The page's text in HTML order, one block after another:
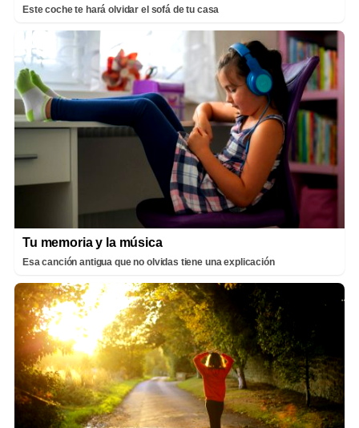
Este coche te hará olvidar el sofá de tu casa
Tu memoria y la música
Esa canción antigua que no olvidas tiene una explicación